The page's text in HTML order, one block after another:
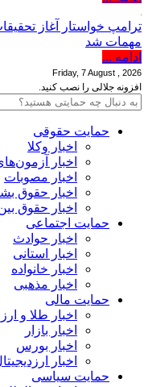
ترامپ خواستار آغاز
مهمات شد
ادامه ...
Friday, 7 August , 2026
افزونه جلالی را نصب کنید.
حمایت حقوقی
اخبار وکلا
اخبار
اخبار مصوبات
اخبار حقوق
اخبار حقوق
حمایت اجتماعی
اخبار حوادث
اخبار استانی
اخبار خانواده
اخبار مذهبی
حمایت مالی
اخبار طلا و ارز
اخبار بازار
اخبار بورس
اخبار
حمایت سیاسی